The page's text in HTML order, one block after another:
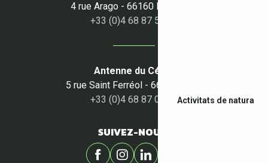
Activitats de natura
4 rue Arago - 66160 Le Boulou
+33 (0)4 68 87 50 95
Antenne du Céret
5 rue Saint Ferréol - 66400 Céret
+33 (0)4 68 87 00 53
SUIVEZ-NOUS !